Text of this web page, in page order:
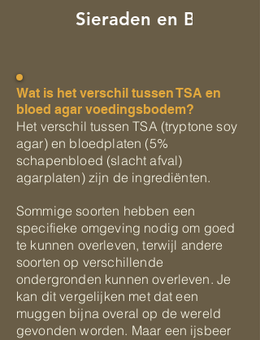
Sieraden en Bril.
Wat is het verschil tussen TSA en
bloed agar voedingsbodem?
Het verschil tussen TSA (tryptone soy
agar) en bloedplaten (5%
schapenbloed (slacht afval)
agarplaten) zijn de ingrediënten.
Sommige soorten hebben een
specifieke omgeving nodig om goed
te kunnen overleven, terwijl andere
soorten op verschillende
ondergronden kunnen overleven. Je
kan dit vergelijken met dat een
muggen bijna overal op de wereld
gevonden worden. Maar een ijsbeer